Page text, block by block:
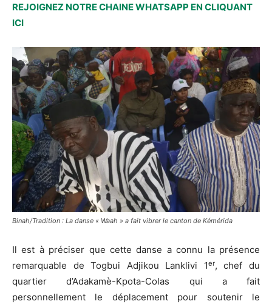
REJOIGNEZ NOTRE CHAINE WHATSAPP EN CLIQUANT
ICI
Binah/Tradition : La danse « Waah » a fait vibrer le canton de Kémérida
Il est à préciser que cette danse a connu la présence
remarquable de Togbui Adjikou Lanklivi 1er, chef du
quartier d’Adakamè-Kpota-Colas qui a fait
personnellement le déplacement pour soutenir le